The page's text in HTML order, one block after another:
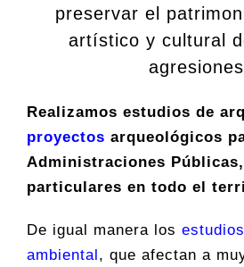
preservar el
artístico y cultural
Realizamos estudios de
proyectos arqueológicos
Administraciones Públicas,
particulares en todo el
De igual manera los
ambiental , que afectan a